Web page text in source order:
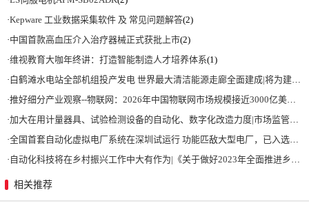
·Kepware 工业数据采集软件 及 常见问题解答(2)
·中国首款高血压介入治疗器械正式获批上市(2)
·维视教育大咖年终讲：打造智能制造人才培养体系(1)
·白鹤滩水电站全部机组投产发电 世界最大清洁能源走廊全面建成|将为建设新型能源体系、保障国家能源安全、实现“双碳”目标提供有力支撑
·推好细分产业观察--物联网：2026年中国物联网市场规模接近3000亿美元 智慧工厂、智慧城市、智慧电网等将占60%以上
·加大在用计量器具、试验检测设备的自动化、数字化改造力度|市场监管总局 工业和信息化部 关于促进企业计量能力提升的指导意见
·全国首套自动化虚拟电厂系统在深圳试运行 功能匹敌大型电厂，已入选国际典型案例
· 自动化科技将在乡村振兴工作中大有作为|《关于做好2023年全面推进乡村振兴重点工作的意见》发布
相关推荐